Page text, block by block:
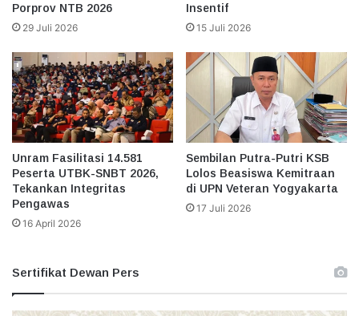
Porprov NTB 2026
29 Juli 2026
Insentif
15 Juli 2026
Unram Fasilitasi 14.581
Peserta UTBK-SNBT 2026,
Tekankan Integritas
Pengawas
16 April 2026
Sembilan Putra-Putri KSB
Lolos Beasiswa Kemitraan
di UPN Veteran Yogyakarta
17 Juli 2026
Sertifikat Dewan Pers